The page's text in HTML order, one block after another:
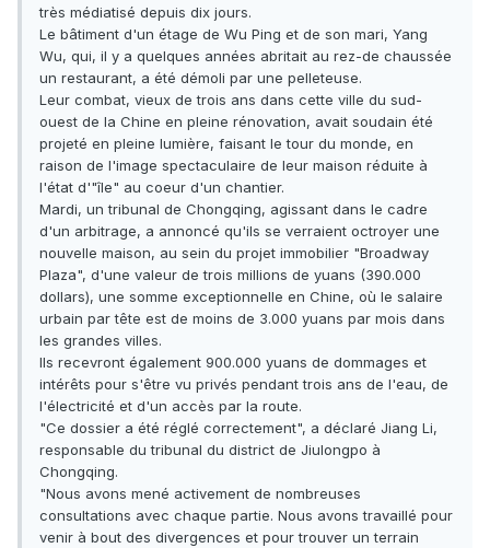
très médiatisé depuis dix jours.
Le bâtiment d'un étage de Wu Ping et de son mari, Yang
Wu, qui, il y a quelques années abritait au rez-de chaussée
un restaurant, a été démoli par une pelleteuse.
Leur combat, vieux de trois ans dans cette ville du sud-
ouest de la Chine en pleine rénovation, avait soudain été
projeté en pleine lumière, faisant le tour du monde, en
raison de l'image spectaculaire de leur maison réduite à
l'état d'"île" au coeur d'un chantier.
Mardi, un tribunal de Chongqing, agissant dans le cadre
d'un arbitrage, a annoncé qu'ils se verraient octroyer une
nouvelle maison, au sein du projet immobilier "Broadway
Plaza", d'une valeur de trois millions de yuans (390.000
dollars), une somme exceptionnelle en Chine, où le salaire
urbain par tête est de moins de 3.000 yuans par mois dans
les grandes villes.
Ils recevront également 900.000 yuans de dommages et
intérêts pour s'être vu privés pendant trois ans de l'eau, de
l'électricité et d'un accès par la route.
"Ce dossier a été réglé correctement", a déclaré Jiang Li,
responsable du tribunal du district de Jiulongpo à
Chongqing.
"Nous avons mené activement de nombreuses
consultations avec chaque partie. Nous avons travaillé pour
venir à bout des divergences et pour trouver un terrain